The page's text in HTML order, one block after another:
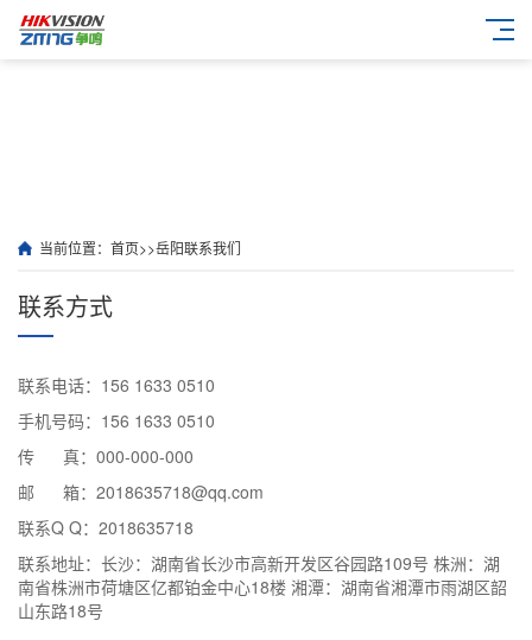
当前位置： 首页>>岳阳联系我们
联系方式
联系电话：156 1633 0510
手机号码：156 1633 0510
传 真：000-000-000
邮 箱：2018635718@qq.com
联系Q Q：2018635718
联系地址：长沙：湖南省长沙市高新开发区谷园路109号 株洲：湖
南省株洲市荷塘区亿都铂金中心18楼 湘潭：湖南省湘潭市雨湖区韶
山东路18号